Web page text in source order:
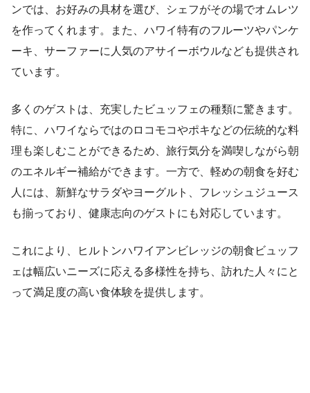
ンでは、お好みの具材を選び、シェフがその場でオムレツ
を作ってくれます。また、ハワイ特有のフルーツやパンケ
ーキ、サーファーに人気のアサイーボウルなども提供され
ています。
多くのゲストは、充実したビュッフェの種類に驚きます。
特に、ハワイならではのロコモコやポキなどの伝統的な料
理も楽しむことができるため、旅行気分を満喫しながら朝
のエネルギー補給ができます。一方で、軽めの朝食を好む
人には、新鮮なサラダやヨーグルト、フレッシュジュース
も揃っており、健康志向のゲストにも対応しています。
これにより、ヒルトンハワイアンビレッジの朝食ビュッフ
ェは幅広いニーズに応える多様性を持ち、訪れた人々にと
って満足度の高い食体験を提供します。